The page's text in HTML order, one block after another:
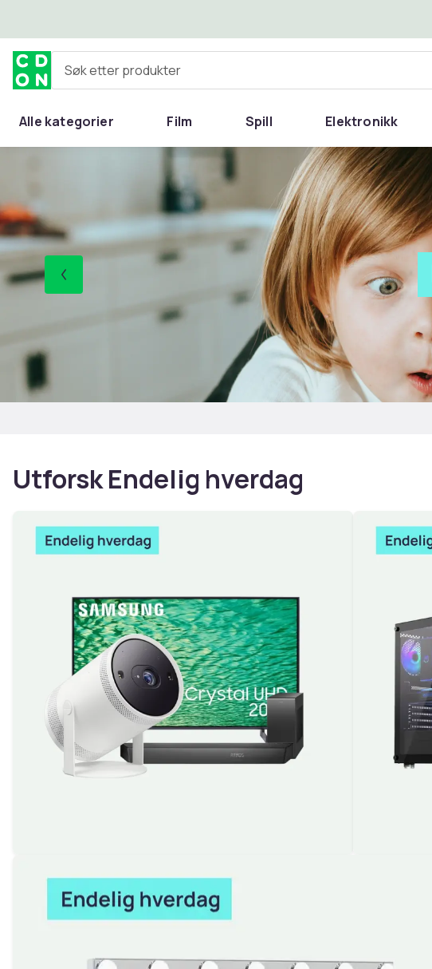
Søk etter produkter
Alle kategorier Film Spill Elektronikk
Utforsk Endelig hverdag